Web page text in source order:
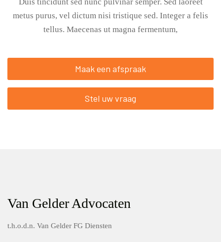
metus purus, vel dictum nisi tristique sed. Integer a felis
tellus. Maecenas ut magna fermentum,
Maak een afspraak
Stel uw vraag
Van Gelder Advocaten
t.h.o.d.n. Van Gelder FG Diensten